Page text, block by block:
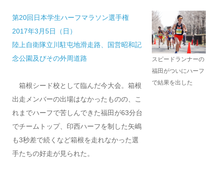
第20回日本学生ハーフマラソン選手権
2017年3月5日（日）
陸上自衛隊立川駐屯地滑走路、国営昭和記
念公園及びその外周道路
箱根シード校として臨んだ今大会。箱根
出走メンバーの出場はなかったものの、こ
れまでハーフで苦しんできた福田が63分台
でチームトップ、印西ハーフを制した矢嶋
も3秒差で続くなど箱根を走れなかった選
手たちの好走が見られた。
スピードランナーの
福田がついにハーフ
で結果を出した